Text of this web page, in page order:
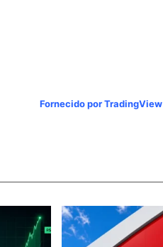
Fornecido por TradingView